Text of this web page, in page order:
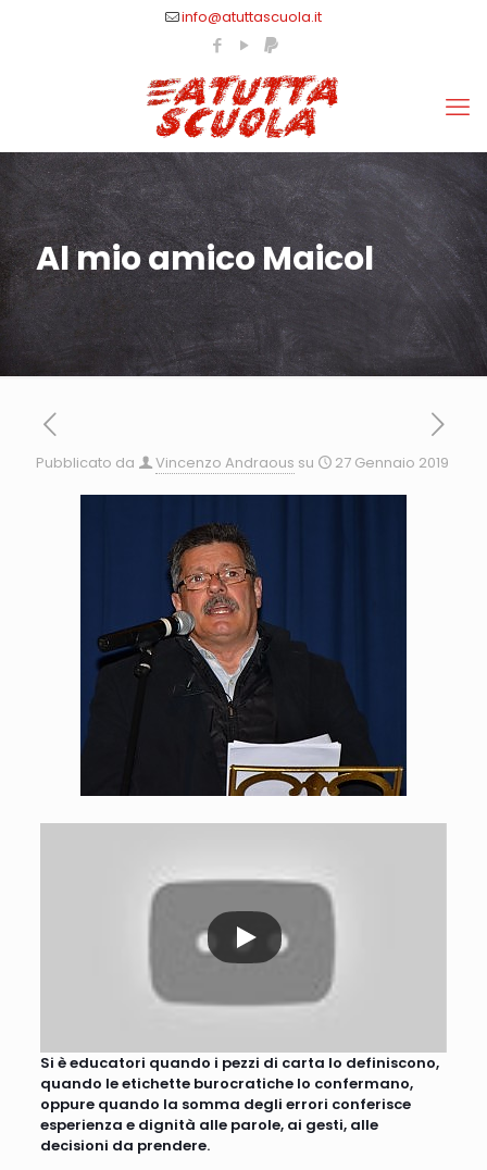
info@atuttascuola.it
Al mio amico Maicol
Pubblicato da Vincenzo Andraous su 27 Gennaio 2019
Si è educatori quando i pezzi di carta lo definiscono,
quando le etichette burocratiche lo confermano,
oppure quando la somma degli errori conferisce
esperienza e dignità alle parole, ai gesti, alle
decisioni da prendere.